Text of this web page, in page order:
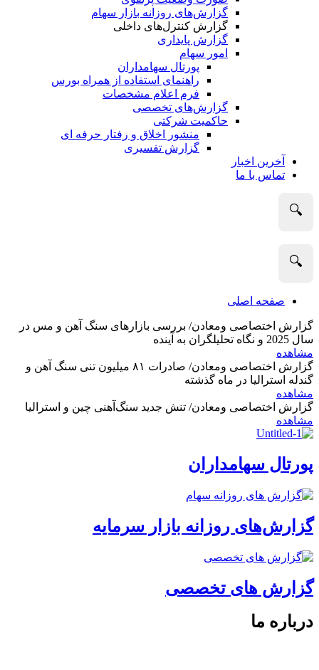
گزارش‌های روزانه بازار سهام
گزارش کنترل‌های داخلی
گزارش پایداری
امور سهام
پورتال سهامداران
راهنمای استفاده از همراه بورس
فرم اعلام مشخصات
گزارش‌های تخصصی
حاکمیت شرکتی
منشور اخلاق و رفتار حرفه­ ای
گزارش تفسیری
آخرین اخبار
تماس با ما
🔍
🔍
صفحه اصلی
گزارش اختصاصی ومعادن/ بررسی بازارهای سنگ آهن و مس در
سال 2025 و نگاه تحلیلگران به آینده
مشاهده
گزارش اختصاصی ومعادن/ صادرات ۸۱ میلیون تنی سنگ آهن و
گندله استرالیا در ماه گذشته
مشاهده
گزارش اختصاصی ومعادن/ تنش جدید سنگ‌آهنی چین و استرالیا
مشاهده
پورتال سهامداران
گزارش‌های روزانه بازار سرمایه
گزارش های تخصصی
درباره ما